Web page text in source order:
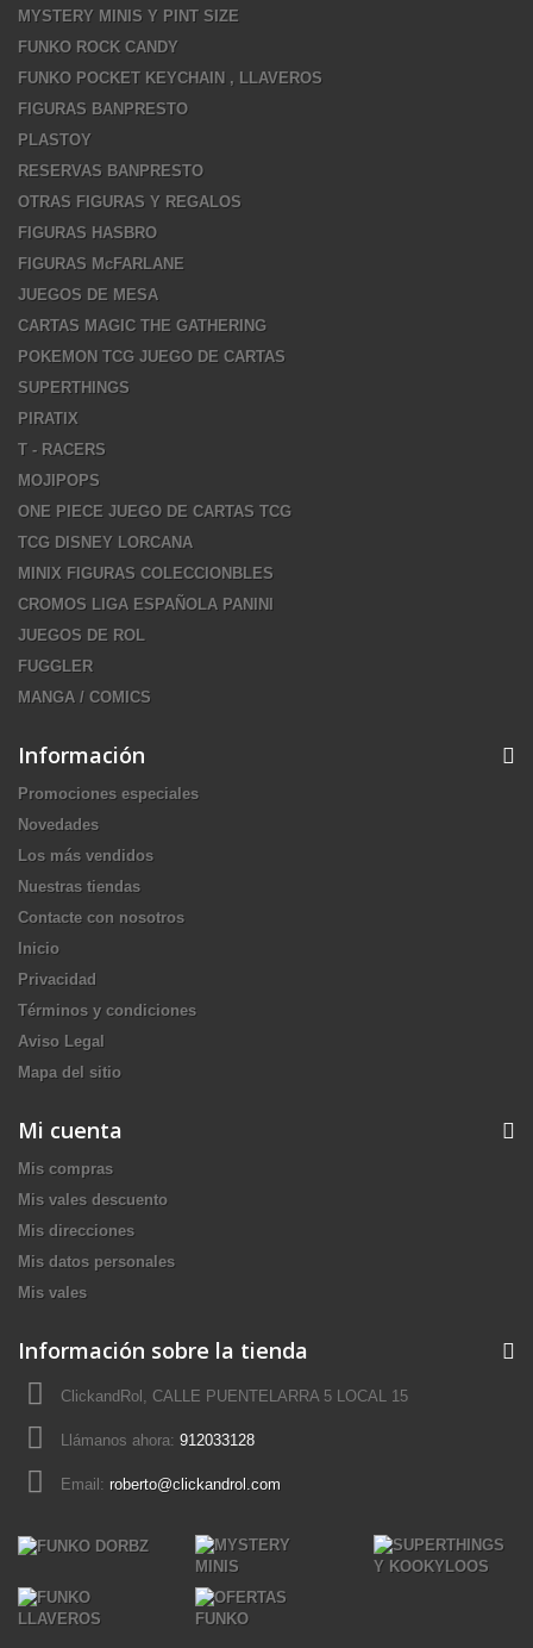
MYSTERY MINIS Y PINT SIZE
FUNKO ROCK CANDY
FUNKO POCKET KEYCHAIN , LLAVEROS
FIGURAS BANPRESTO
PLASTOY
RESERVAS BANPRESTO
OTRAS FIGURAS Y REGALOS
FIGURAS HASBRO
FIGURAS McFARLANE
JUEGOS DE MESA
CARTAS MAGIC THE GATHERING
POKEMON TCG JUEGO DE CARTAS
SUPERTHINGS
PIRATIX
T - RACERS
MOJIPOPS
ONE PIECE JUEGO DE CARTAS TCG
TCG DISNEY LORCANA
MINIX FIGURAS COLECCIONBLES
CROMOS LIGA ESPAÑOLA PANINI
JUEGOS DE ROL
FUGGLER
MANGA / COMICS
Información
Promociones especiales
Novedades
Los más vendidos
Nuestras tiendas
Contacte con nosotros
Inicio
Privacidad
Términos y condiciones
Aviso Legal
Mapa del sitio
Mi cuenta
Mis compras
Mis vales descuento
Mis direcciones
Mis datos personales
Mis vales
Información sobre la tienda
ClickandRol, CALLE PUENTELARRA 5 LOCAL 15
Llámanos ahora: 912033128
Email: roberto@clickandrol.com